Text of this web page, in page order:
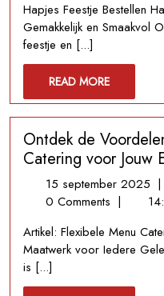
Hapjes Feestje Bestellen
Gemakkelijk en Smaakvol
feestje en [...]
READ MOREREAD
MORE
Ontdek de
Catering voor Jouw
15 september 2025 15|
0 Comments |
Artikel: Flexibele Menu
Maatwerk voor Iedere
is [...]